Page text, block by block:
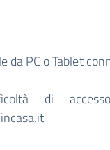
da PC o Tablet
di